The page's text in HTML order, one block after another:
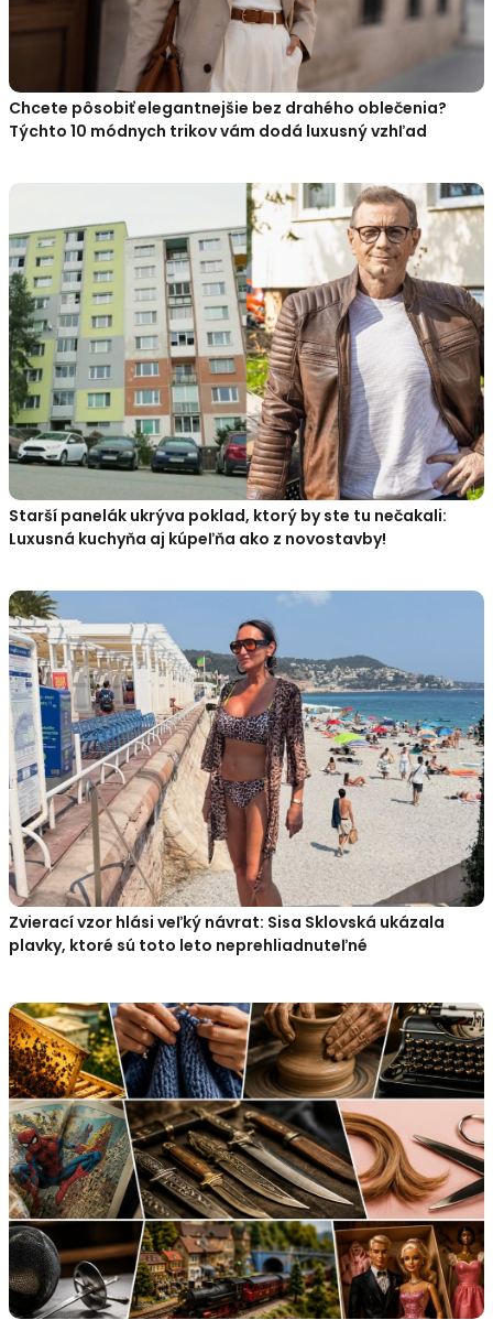
Chcete pôsobiť elegantnejšie bez drahého oblečenia?
Týchto 10 módnych trikov vám dodá luxusný vzhľad
Starší panelák ukrýva poklad, ktorý by ste tu nečakali:
Luxusná kuchyňa aj kúpeľňa ako z novostavby!
Zvierací vzor hlási veľký návrat: Sisa Sklovská ukázala
plavky, ktoré sú toto leto neprehliadnuteľné